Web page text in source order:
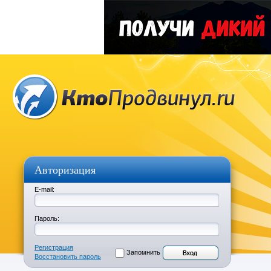
Авторизация
E-mail:
Пароль:
Регистрация
Восстановить пароль
Запомнить